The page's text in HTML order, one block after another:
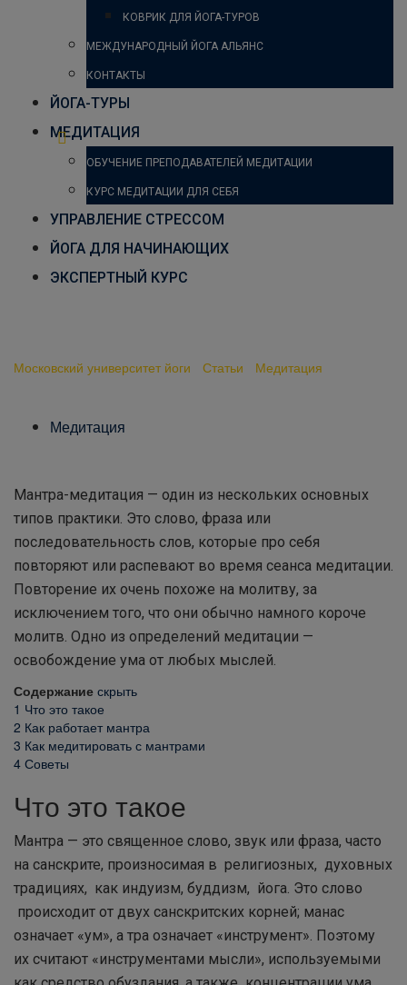
КОВРИК ДЛЯ ЙОГА-ТУРОВ
МЕЖДУНАРОДНЫЙ ЙОГА АЛЬЯНС
КОНТАКТЫ
ЙОГА-ТУРЫ
МЕДИТАЦИЯ
ОБУЧЕНИЕ ПРЕПОДАВАТЕЛЕЙ МЕДИТАЦИИ
КУРС МЕДИТАЦИИ ДЛЯ СЕБЯ
УПРАВЛЕНИЕ СТРЕССОМ
ЙОГА ДЛЯ НАЧИНАЮЩИХ
ЭКСПЕРТНЫЙ КУРС
Московский университет йоги Статьи Медитация
Медитация
Мантра-медитация — один из нескольких основных
типов практики. Это слово, фраза или
последовательность слов, которые про себя
повторяют или распевают во время сеанса медитации.
Повторение их очень похоже на молитву, за
исключением того, что они обычно намного короче
молитв. Одно из определений медитации —
освобождение ума от любых мыслей.
Содержание скрыть
1 Что это такое
2 Как работает мантра
3 Как медитировать с мантрами
4 Советы
Что это такое
Мантра — это священное слово, звук или фраза, часто
на санскрите, произносимая в религиозных, духовных
традициях, как индуизм, буддизм, йога. Это слово
происходит от двух санскритских корней; манас
означает «ум», а тра означает «инструмент». Поэтому
их считают «инструментами мысли», используемыми